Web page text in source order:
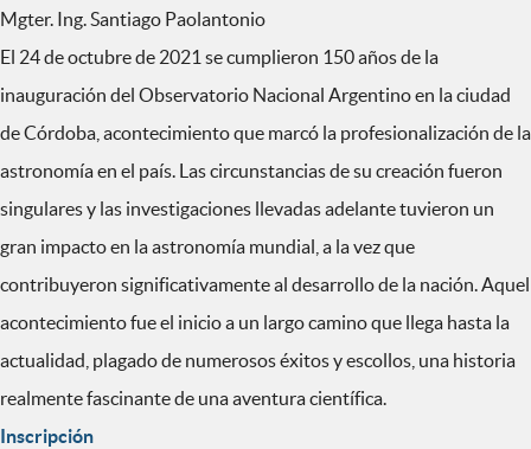
Mgter. Ing. Santiago Paolantonio
El 24 de octubre de 2021 se cumplieron 150 años de la
inauguración del Observatorio Nacional Argentino en la ciudad
de Córdoba, acontecimiento que marcó la profesionalización de la
astronomía en el país. Las circunstancias de su creación fueron
singulares y las investigaciones llevadas adelante tuvieron un
gran impacto en la astronomía mundial, a la vez que
contribuyeron significativamente al desarrollo de la nación. Aquel
acontecimiento fue el inicio a un largo camino que llega hasta la
actualidad, plagado de numerosos éxitos y escollos, una historia
realmente fascinante de una aventura científica.
Inscripción